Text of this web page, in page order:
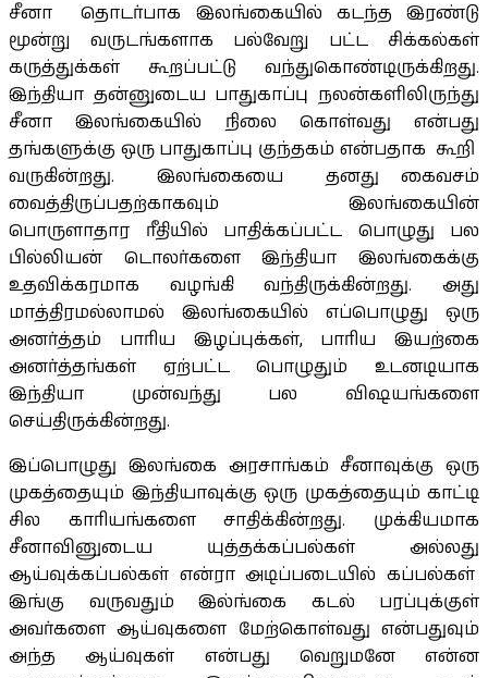
சீனா தொடர்பாக இலங்கையில் கடந்த இரண்டு
மூன்று வருடங்களாக பல்வேறு பட்ட சிக்கல்கள்
கருத்துக்கள் கூறப்பட்டு வந்துகொண்டிருக்கிறது.
இந்தியா தன்னுடைய பாதுகாப்பு நலன்களிலிருந்து
சீனா இலங்கையில் நிலை கொள்வது என்பது
தங்களுக்கு ஒரு பாதுகாப்பு குந்தகம் என்பதாக கூறி
வருகின்றது. இலங்கையை தனது கைவசம்
வைத்திருப்பதற்காகவும் இலங்கையின்
பொருளாதார ரீதியில் பாதிக்கப்பட்ட பொழுது பல
பில்லியன் டொலர்களை இந்தியா இலங்கைக்கு
உதவிக்கரமாக வழங்கி வந்திருக்கின்றது. அது
மாத்திரமல்லாமல் இலங்கையில் எப்பொழுது ஒரு
அனர்த்தம் பாரிய இழப்புக்கள், பாரிய இயற்கை
அனர்த்தங்கள் ஏற்பட்ட பொழுதும் உடனடியாக
இந்தியா முன்வந்து பல விஷயங்களை
செய்திருக்கின்றது.
இப்பொழுது இலங்கை அரசாங்கம் சீனாவுக்கு ஒரு
முகத்தையும் இந்தியாவுக்கு ஒரு முகத்தையும் காட்டி
சில காரியங்களை சாதிக்கின்றது. முக்கியமாக
சீனாவினுடைய யுத்தக்கப்பல்கள் அல்லது
ஆய்வுக்கப்பல்கள் என்ரா அடிப்படையில் கப்பல்கள்
இங்கு வருவதும் இல்ங்கை கடல் பரப்புக்குள்
அவர்களை ஆய்வுகளை மேற்கொள்வது என்பதுவும்
அந்த ஆய்வுகள் என்பது வெறுமனே என்ன